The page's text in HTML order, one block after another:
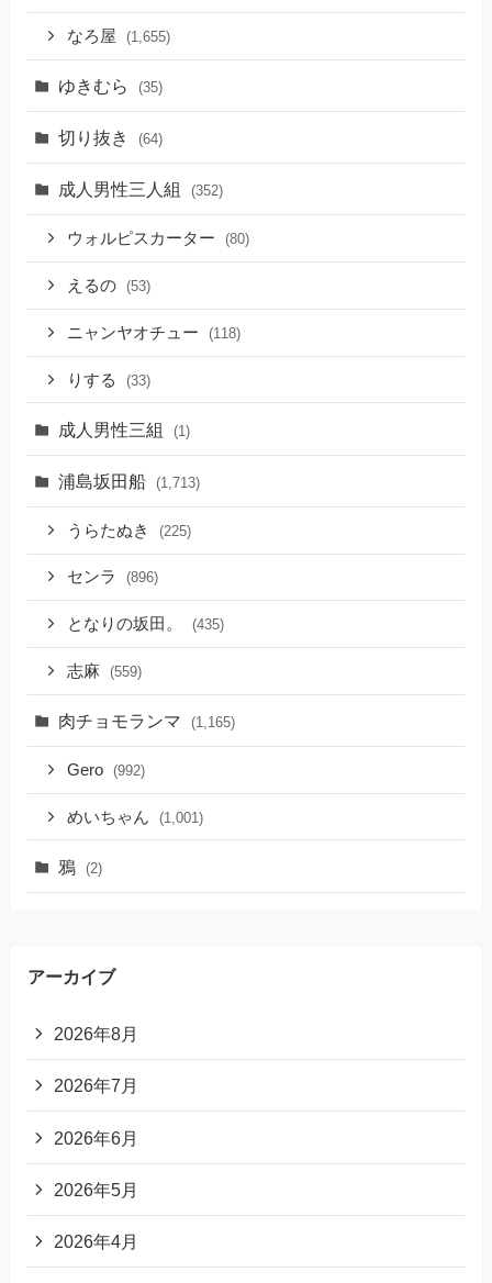
なろ屋 (1,655)
ゆきむら (35)
切り抜き (64)
成人男性三人組 (352)
ウォルピスカーター (80)
えるの (53)
ニャンヤオチュー (118)
りする (33)
成人男性三組 (1)
浦島坂田船 (1,713)
うらたぬき (225)
センラ (896)
となりの坂田。 (435)
志麻 (559)
肉チョモランマ (1,165)
Gero (992)
めいちゃん (1,001)
鴉 (2)
アーカイブ
2026年8月
2026年7月
2026年6月
2026年5月
2026年4月